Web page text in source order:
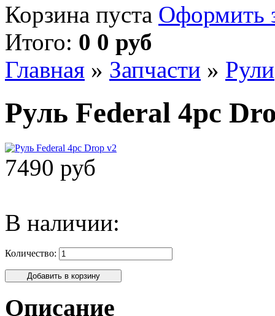
Корзина пуста Оформить
Итого: 0 0 руб
Главная » Запчасти » Рули
Руль Federal 4pc
7490 руб
В наличии:
Количество:
Описание